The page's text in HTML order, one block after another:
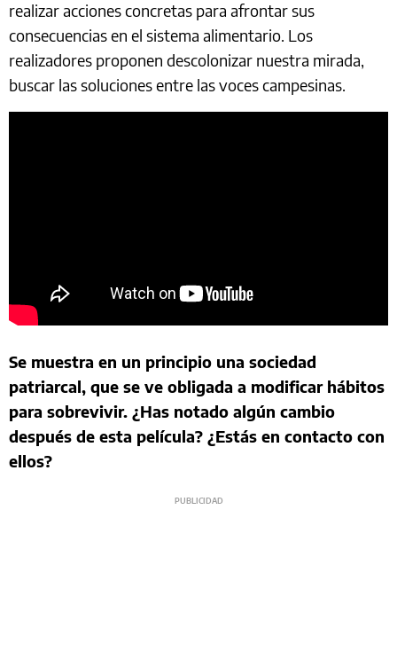
realizar acciones concretas para afrontar sus
consecuencias en el sistema alimentario. Los
realizadores proponen descolonizar nuestra mirada,
buscar las soluciones entre las voces campesinas.
Se muestra en un principio una sociedad
patriarcal, que se ve obligada a modificar hábitos
para sobrevivir. ¿Has notado algún cambio
después de esta película? ¿Estás en contacto con
ellos?